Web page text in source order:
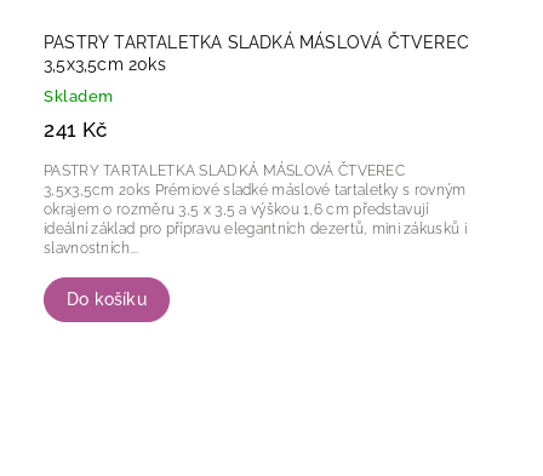
PASTRY TARTALETKA SLADKÁ MÁSLOVÁ ČTVEREC
3,5x3,5cm 20ks
Skladem
241 Kč
Do košíku
PASTRY TARTALETKA SLADKÁ MÁSLOVÁ ČTVEREC
3,5x3,5cm 20ks Prémiové sladké máslové tartaletky s rovným
okrajem o rozměru 3,5 x 3,5 a výškou 1,6 cm představují
ideální základ pro přípravu elegantních dezertů, mini zákusků i
slavnostních...